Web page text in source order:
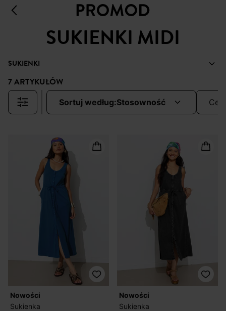
SUKIENKI MIDI
SUKIENKI
7 ARTYKUŁÓW
sortuj według: stosowność
nowości
Sukienka
nowości
Sukienka